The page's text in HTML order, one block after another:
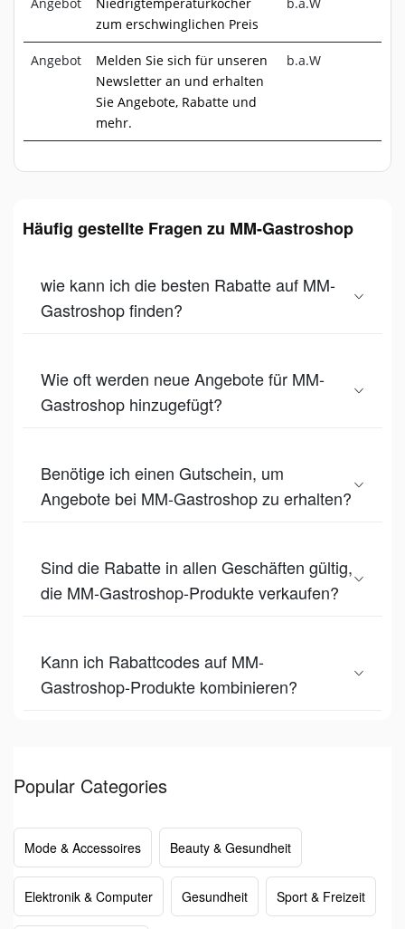
zum erschwinglichen Preis
Angebot
Melden Sie sich für unseren
Newsletter an und erhalten
Sie Angebote, Rabatte und
mehr.
b.a.W
Häufig gestellte Fragen zu MM-Gastroshop
wie kann ich die besten Rabatte auf MM-
Gastroshop finden?
Wie oft werden neue Angebote für MM-
Gastroshop hinzugefügt?
Benötige ich einen Gutschein, um
Angebote bei MM-Gastroshop zu erhalten?
Sind die Rabatte in allen Geschäften gültig,
die MM-Gastroshop-Produkte verkaufen?
Kann ich Rabattcodes auf MM-
Gastroshop-Produkte kombinieren?
Popular Categories
Mode & Accessoires Beauty & Gesundheit
Elektronik & Computer Gesundheit Sport & Freizeit